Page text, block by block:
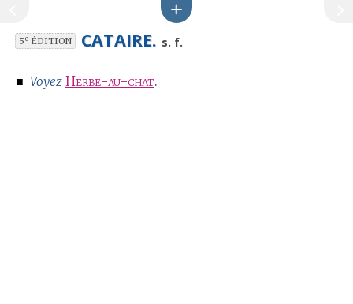
5eÉDITION CATAIRE. s. f.
■ Voyez Herbe-au-chat.